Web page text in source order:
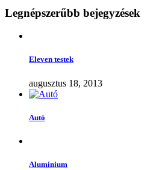
Legnépszerűbb bejegyzések
Eleven testek
augusztus 18, 2013
Autó
Alumínium